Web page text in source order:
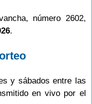
número 2602,
.
y sábados entre las
en vivo por el